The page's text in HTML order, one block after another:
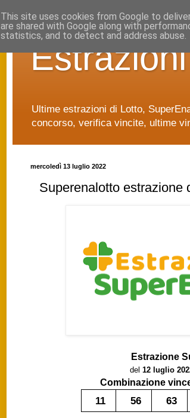
Ultime estrazioni di Lotto,
concorso, verifica vincite, ultime
mercoledì 13 luglio 2022
Superenalotto estrazione
Estrazione
del 12 luglio
Combinazione
11 56 63
This site uses cookies from Google to
are shared with Google along with
statistics, and to detect and address abuse.